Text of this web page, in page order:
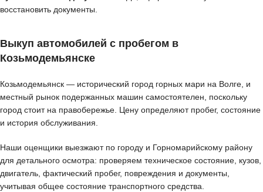
восстановить документы.
Выкуп автомобилей с пробегом в
Козьмодемьянске
Козьмодемьянск — исторический город горных мари на Волге, и
местный рынок подержанных машин самостоятелен, поскольку
город стоит на правобережье. Цену определяют пробег, состояние
и история обслуживания.
Наши оценщики выезжают по городу и Горномарийскому району
для детального осмотра: проверяем техническое состояние, кузов,
двигатель, фактический пробег, повреждения и документы,
учитывая общее состояние транспортного средства.